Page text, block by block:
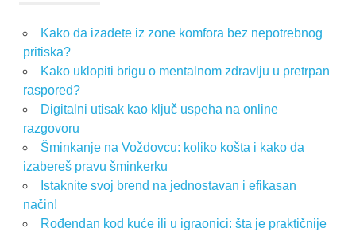
Kako da izađete iz zone komfora bez nepotrebnog
pritiska?
Kako uklopiti brigu o mentalnom zdravlju u pretrpan
raspored?
Digitalni utisak kao ključ uspeha na online
razgovoru
Šminkanje na Voždovcu: koliko košta i kako da
izabereš pravu šminkerku
Istaknite svoj brend na jednostavan i efikasan
način!
Rođendan kod kuće ili u igraonici: šta je praktičnije